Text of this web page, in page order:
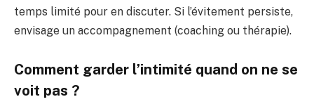
temps limité pour en discuter. Si l’évitement persiste,
envisage un accompagnement (coaching ou thérapie).
Comment garder l’intimité quand on ne se
voit pas ?